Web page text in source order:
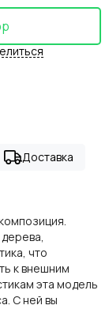
Доставка
что
к внешним
эта модель
С ней вы